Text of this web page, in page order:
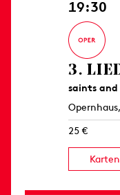
19:30
3.
saints and
25 €
Karten